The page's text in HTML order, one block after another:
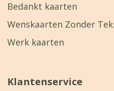
Bedankt kaarten
Wenskaarten Zonder
Werk kaarten
Klantenservice